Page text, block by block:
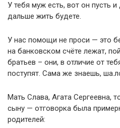
У тебя муж есть, вот он пусть
дальше жить будете.
У нас помощи не проси — это
на банковском счёте лежат,
братьев – они, в отличие от
поступят. Сама же знаешь,
Мать Слава, Агата Сергеевна,
сыну — отговорка была
родителей: